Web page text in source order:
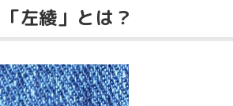
左綾」とは？